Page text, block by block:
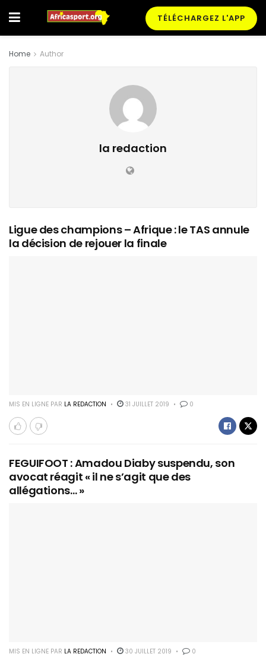
TÉLÉCHARGEZ L'APP
Home Author
la redaction
Ligue des champions – Afrique : le TAS annule
la décision de rejouer la finale
MIS EN LIGNE PAR LA REDACTION 31 JUILLET 2019 0
FEGUIFOOT : Amadou Diaby suspendu, son
avocat réagit « il ne s’agit que des
allégations… »
MIS EN LIGNE PAR LA REDACTION 30 JUILLET 2019 0